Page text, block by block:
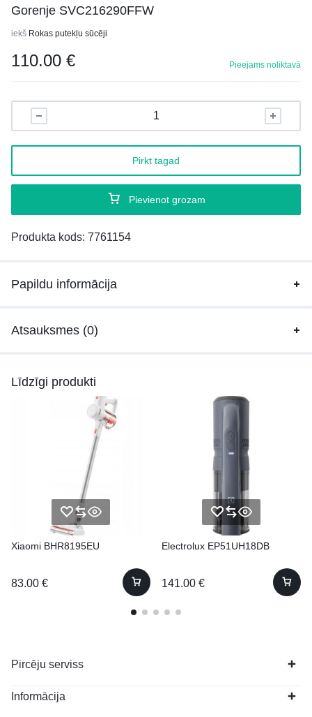
Gorenje SVC216290FFW
iekš Rokas putekļu sūcēji
110.00 € Pieejams noliktavā
Pievienot grozam
Pirkt tagad
Produkta kods: 7761154
Papildu informācija
Atsauksmes (0)
Līdzīgi produkti
Xiaomi BHR8195EU
83.00 €
Electrolux EP51UH18DB
141.00 €
Pircēju serviss
Informācija